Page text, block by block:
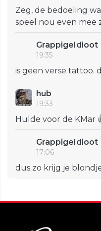
Zeg, de bedoeling
speel nou even mee
GrappigeIdioot
19:35
is geen verse tattoo.
hub
19:33
Hulde voor de KMar
GrappigeIdioot
17:06
dus zo krijg je